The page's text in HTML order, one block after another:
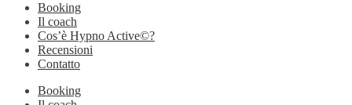
Booking
Il coach
Cos’è Hypno Active©?
Recensioni
Contatto
Booking